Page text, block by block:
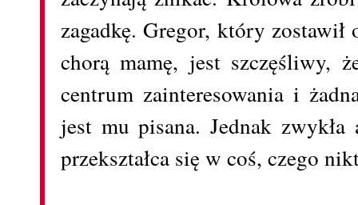
zagadkę. Gregor, który
chorą mamę, jest szczęśliwy,
centrum zainteresowania i
jest mu pisana. Jednak
przekształca się w coś, czego